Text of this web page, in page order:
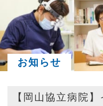
お知らせ
【岡山協立病院